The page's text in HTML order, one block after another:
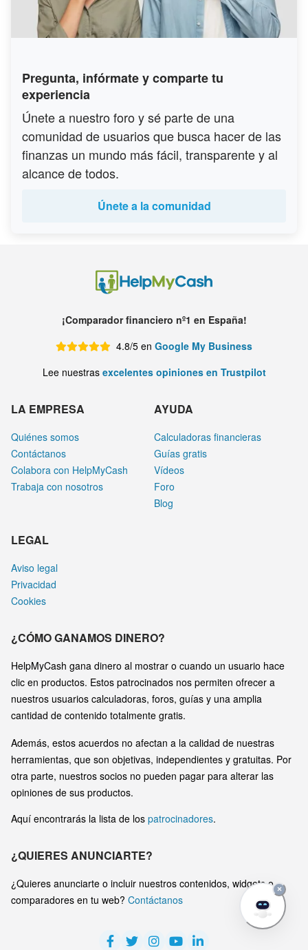
Pregunta, infórmate y comparte tu
experiencia
Únete a nuestro foro y sé parte de una
comunidad de usuarios que busca hacer de las
finanzas un mundo más fácil, transparente y al
alcance de todos.
Únete a la comunidad
×
¡Comparador financiero nº1 en España!
4.8/5 en Google My Business
Lee nuestras excelentes opiniones en Trustpilot
LA EMPRESA
Quiénes somos
Contáctanos
Colabora con HelpMyCash
Trabaja con nosotros
AYUDA
Calculadoras financieras
Guías gratis
Vídeos
Foro
Blog
LEGAL
Aviso legal
Privacidad
Cookies
¿CÓMO GANAMOS DINERO?
HelpMyCash gana dinero al mostrar o cuando un usuario hace
clic en productos. Estos patrocinados nos permiten ofrecer a
nuestros usuarios calculadoras, foros, guías y una amplia
cantidad de contenido totalmente gratis.
Además, estos acuerdos no afectan a la calidad de nuestras
herramientas, que son objetivas, independientes y gratuitas. Por
otra parte, nuestros socios no pueden pagar para alterar las
opiniones de sus productos.
Aquí encontrarás la lista de los patrocinadores.
¿QUIERES ANUNCIARTE?
¿Quieres anunciarte o incluir nuestros contenidos, widgets o
comparadores en tu web? Contáctanos